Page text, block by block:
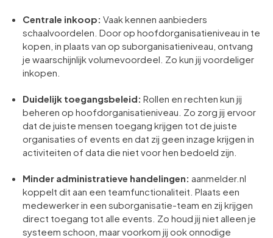
Centrale inkoop: Vaak kennen aanbieders
schaalvoordelen. Door op hoofdorganisatieniveau in te
kopen, in plaats van op suborganisatieniveau, ontvang
je waarschijnlijk volumevoordeel. Zo kun jij voordeliger
inkopen.
Duidelijk toegangsbeleid: Rollen en rechten kun jij
beheren op hoofdorganisatieniveau. Zo zorg jij ervoor
dat de juiste mensen toegang krijgen tot de juiste
organisaties of events en dat zij geen inzage krijgen in
activiteiten of data die niet voor hen bedoeld zijn.
Minder administratieve handelingen: aanmelder.nl
koppelt dit aan een teamfunctionaliteit. Plaats een
medewerker in een suborganisatie-team en zij krijgen
direct toegang tot alle events. Zo houd jij niet alleen je
systeem schoon, maar voorkom jij ook onnodige